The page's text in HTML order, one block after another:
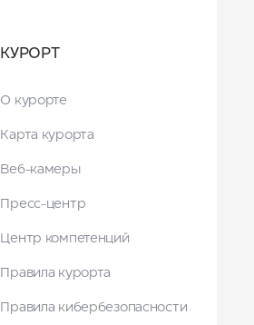
КУРОРТ
О курорте
Карта курорта
Веб-камеры
Пресс-центр
Центр компетенций
Правила курорта
Правила кибербезопасности